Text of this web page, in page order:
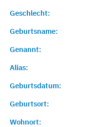
Geschlecht:
Geburtsname:
Genannt:
Alias:
Geburtsdatum:
Geburtsort:
Wohnort: